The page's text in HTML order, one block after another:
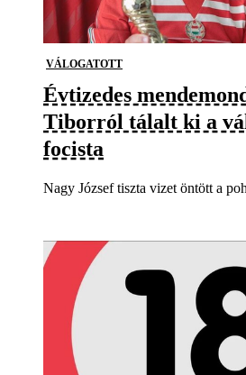
VÁLOGATOTT
Évtizedes
Tiborról tálalt ki a
focista
Nagy József tiszta vizet öntött a